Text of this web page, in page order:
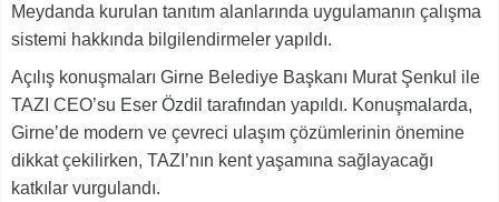
Meydanda kurulan tanıtım alanlarında uygulamanın çalışma
sistemi hakkında bilgilendirmeler yapıldı.
Açılış konuşmaları Girne Belediye Başkanı Murat Şenkul ile
TAZI CEO’su Eser Özdil tarafından yapıldı. Konuşmalarda,
Girne’de modern ve çevreci ulaşım çözümlerinin önemine
dikkat çekilirken, TAZI’nın kent yaşamına sağlayacağı
katkılar vurgulandı.